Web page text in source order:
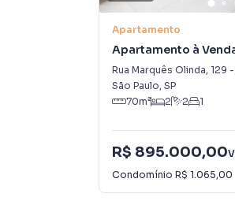
Apartamento
Apartamento à
Rua Marquês Olinda, 129 -
São Paulo, SP
70m² 2 2 1
R$ 895.000,00
Condomínio R$ 1.065,00